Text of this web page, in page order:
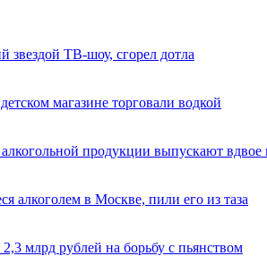
звездой ТВ-шоу, сгорел дотла
магазине торговали водкой
продукции выпускают
алкоголем в Москве, пили его из таза
млрд рублей на борьбу с пьянством